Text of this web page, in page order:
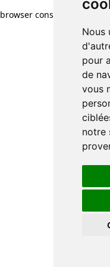
Nous
pour
de
vous
notre
Nous
pour
de
vous
notre
browser console for more